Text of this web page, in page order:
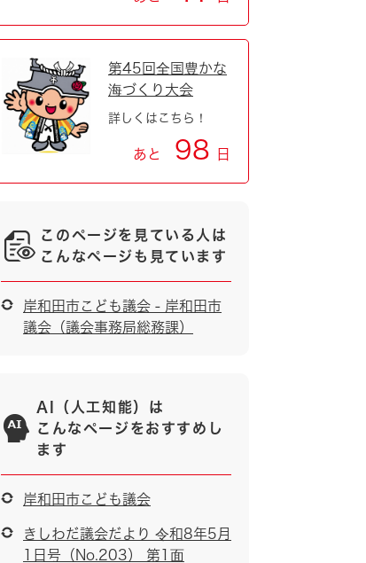
第45回全国豊かな
海づくり大会
詳しくはこちら！
あと 98 日
このページを見ている人は
こんなページも見ています
岸和田市こども議会 - 岸和田市
議会（議会事務局総務課）
AI（人工知能）は
こんなページをおすすめし
ます
岸和田市こども議会
きしわだ議会だより 令和8年5月
1日号（No.203） 第1面